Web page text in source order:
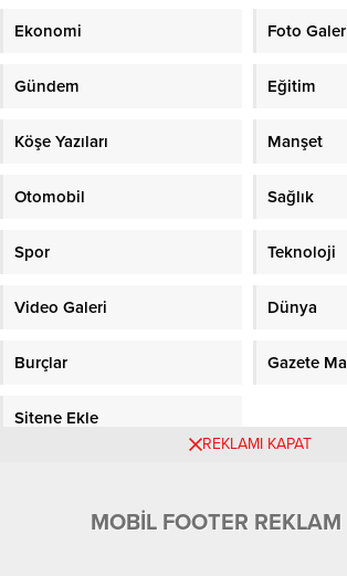
Ekonomi Foto
Gündem Eğitim
Köşe Yazıları Manşet
Otomobil Sağlık
Spor Teknoloji
Video Galeri Dünya
Burçlar Gazete
Sitene Ekle
REKLAMI KAPAT
MOBİL FOOTER